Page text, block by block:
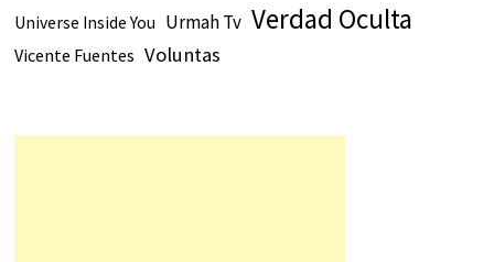
Universe Inside You Urmah Tv Verdad Oculta
Vicente Fuentes Voluntas